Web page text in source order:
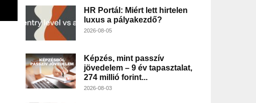
HR Portál: Miért lett hirtelen
luxus a pályakezdő?
2026-08-05
Képzés, mint passzív
jövedelem – 9 év tapasztalat,
274 millió forint...
2026-08-03